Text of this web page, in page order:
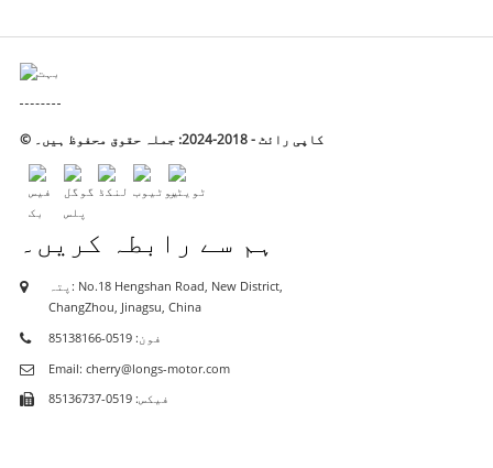
© کاپی رائٹ - 2018-2024: جملہ حقوق محفوظ ہیں۔
ہم سے رابطہ کریں۔
پتہ: No.18 Hengshan Road, New District,
ChangZhou, Jinagsu, China
فون: 0519-85138166
Email: cherry@longs-motor.com
فیکس: 0519-85136737